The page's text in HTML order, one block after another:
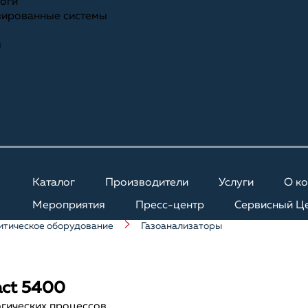
Каталог Производители Услуги О
Мероприятия Пресс-центр Сервисный
системы
оборудование Газоанализаторы
5400